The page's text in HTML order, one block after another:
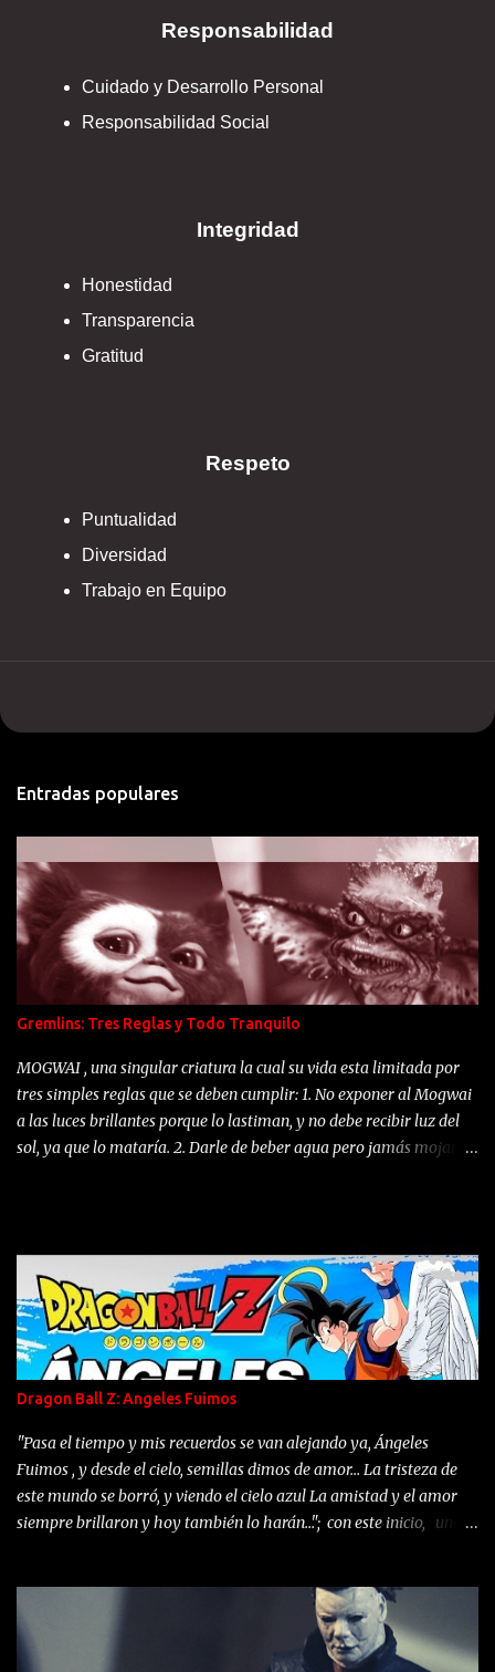
Responsabilidad
Cuidado y Desarrollo Personal
Responsabilidad Social
Integridad
Honestidad
Transparencia
Gratitud
Respeto
Puntualidad
Diversidad
Trabajo en Equipo
Entradas populares
Gremlins: Tres Reglas y Todo Tranquilo
MOGWAI , una singular criatura la cual su vida esta limitada por
tres simples reglas que se deben cumplir: 1. No exponer al Mogwai
a las luces brillantes porque lo lastiman, y no debe recibir luz del
sol, ya que lo mataría. 2. Darle de beber agua pero jamás mojarle.
hostiles y oscuros sentimientos que provienen dentro de su ser.
Gremlins es una película estadounidense de comedia-terror del
año 1984 dirigida por Joe Dante, escrita por Chris Columbus y
protagonizada por Zach Galligan y Phoebe Cates. Fue producida
por Michael Finnell, mientras que Kathleen Kennedy, Frank
Marshall y Steven Spielberg fueron los productores ejecutivos. La
productora Amblin –que acababa de realizar ET, el
extraterrestre– fue la encargada de realizar la película. Merece
especial mención el...
Dragon Ball Z: Angeles Fuimos
"Pasa el tiempo y mis recuerdos se van alejando ya, Ángeles
Fuimos , y desde el cielo, semillas dimos de amor… La tristeza de
este mundo se borró, y viendo el cielo azul La amistad y el amor
siempre brillaron y hoy también lo harán…"; con este inicio, uno
tachi Wa Tenshi Datta / We Were Angels / Angeles Fuimos y como
es uno de nuestros favoritos de la gran saga de Dragon Ball Z
lo compartimos con todos ustedes. Ángeles Fuimos (僕達は天使だ